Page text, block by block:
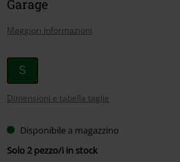
Garage
Maggiori informazioni
Scegli
la
tua
S
Dimensioni e tabella taglie
Disponibile a magazzino
Solo 2 pezzo/i in stock